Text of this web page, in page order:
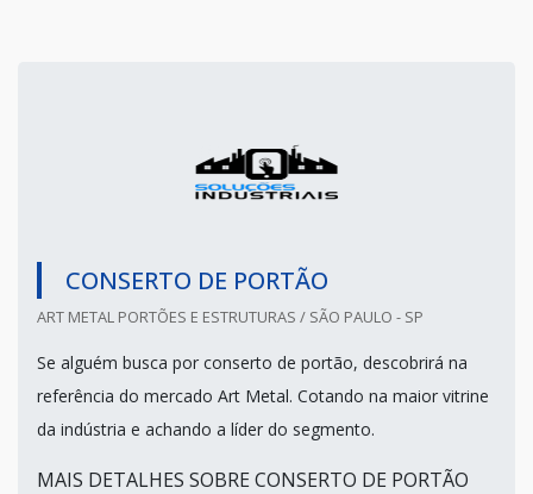
CONSERTO DE PORTÃO
ART METAL PORTÕES E ESTRUTURAS / SÃO PAULO - SP
Se alguém busca por conserto de portão, descobrirá na
referência do mercado Art Metal. Cotando na maior vitrine
da indústria e achando a líder do segmento.
MAIS DETALHES SOBRE CONSERTO DE PORTÃO